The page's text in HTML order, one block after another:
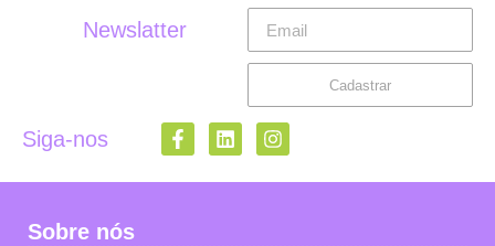
Newslatter
Cadastrar
Siga-nos
Sobre nós